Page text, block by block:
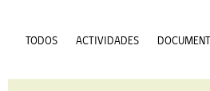
TODOS ACTIVIDADES